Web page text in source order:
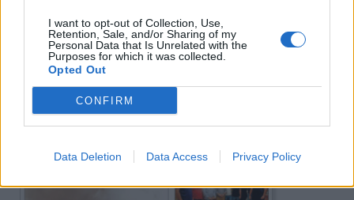
I want to opt-out of Collection, Use,
Retention, Sale, and/or Sharing of my
Personal Data that Is Unrelated with the
Purposes for which it was collected.
Opted Out
CONFIRM
Data Deletion Data Access Privacy Policy
Πρωινή